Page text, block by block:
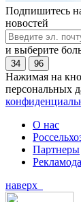
Подпишитесь
новостей
и выберите
34 96
Нажимая на
персональных
О нас
Партнеры
наверх